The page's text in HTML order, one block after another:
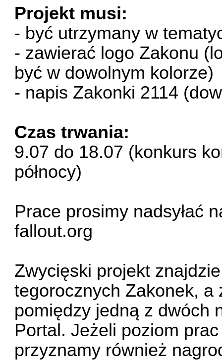
Projekt musi:
- być utrzymany w
- zawierać logo Zakonu
być w dowolnym kolorze)
- napis Zakonki 2114
Czas trwania:
9.07 do 18.07 (konkurs
północy)
Prace prosimy nadsyłać
fallout.org
Zwycięski projekt
tegorocznych Zakonek, a
pomiędzy jedną z dwóch
Portal . Jeżeli poziom
przyznamy również